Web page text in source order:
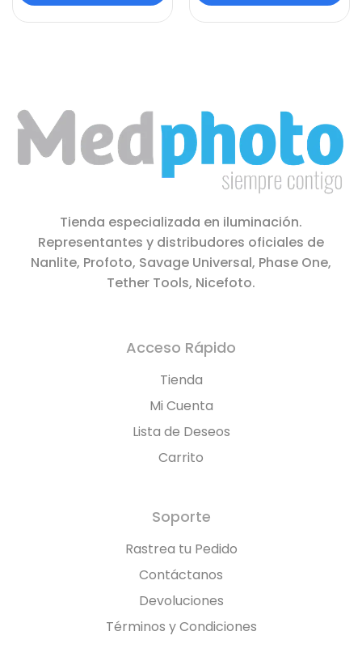
Tienda especializada en iluminación.
Representantes y distribudores oficiales de
Nanlite, Profoto, Savage Universal, Phase One,
Tether Tools, Nicefoto.
Acceso Rápido
Tienda
Mi Cuenta
Lista de Deseos
Carrito
Soporte
Rastrea tu Pedido
Contáctanos
Devoluciones
Términos y Condiciones